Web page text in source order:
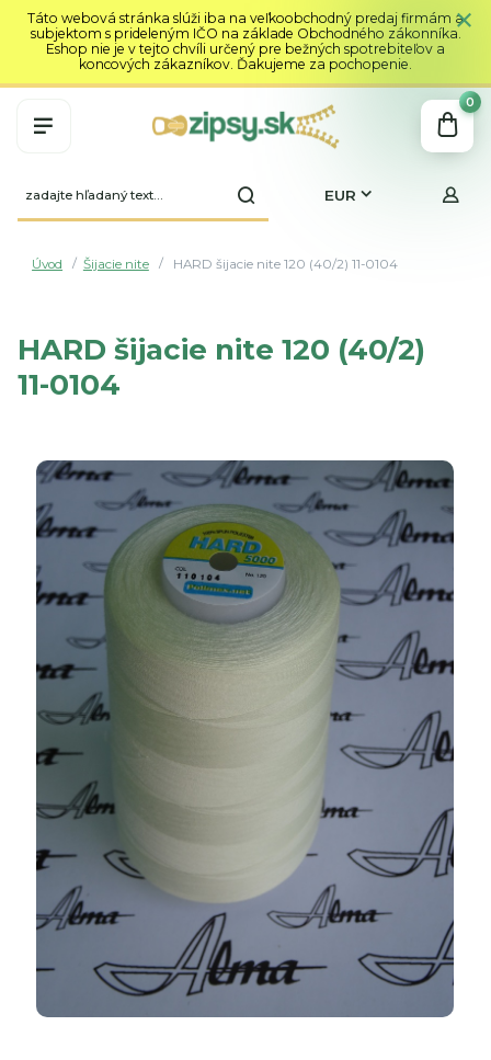
Táto webová stránka slúži iba na veľkoobchodný predaj firmám a
subjektom s prideleným IČO na základe Obchodného zákonníka.
Eshop nie je v tejto chvíli určený pre bežných spotrebiteľov a
koncových zákazníkov. Ďakujeme za pochopenie.
EUR
0
Úvod Šijacie nite HARD šijacie nite 120 (40/2) 11-0104
HARD šijacie nite 120 (40/2)
11-0104